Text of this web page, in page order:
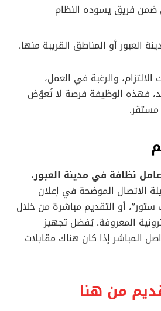
ضمن فريق يسوده النظام
العبور أو المناطق القريبة منها.
والرغبة في العمل،
فهذه الوظيفة فرصة لا تُعوّض
نظافة في مدينة العبور،
الاتصال الموضحة في إعلان
أو التقديم مباشرة من خلال
المعروفة. يُفضل تجهيز
المباشر إذا كان هناك مقابلات
من هنا